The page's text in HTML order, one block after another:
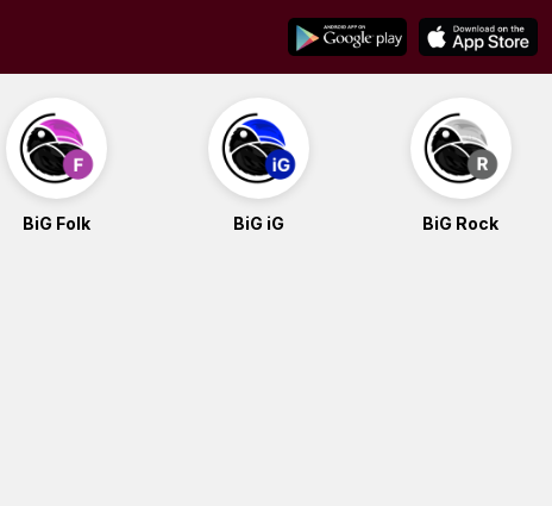
BiG Folk BiG iG BiG Rock